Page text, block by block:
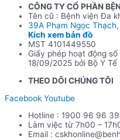
hoặc cácCÔNG TY CỔ PHẦN
Tên cũ : Bệnh viện Đa
39A Phạm Ngọc
Kích xem bản đồ
MST 4101449550
Giấy phép hoạt động
18/09/2025 bởi Bộ Y Tế
THEO DÕI CHÚNG TÔI
Facebook Youtube
Hotline : 1900 96 96 39
Làm việc từ 7h00 –
Email :